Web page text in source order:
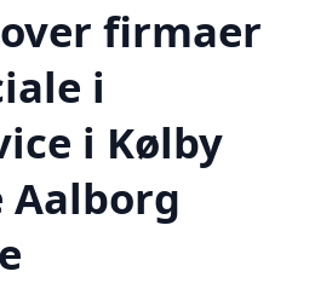
firmaer
i
i Kølby
Aalborg